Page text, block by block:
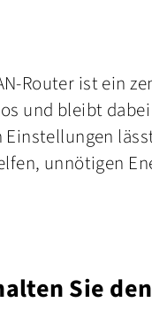
Router ist ein
und bleibt
Einstellungen
unnötigen
Sie